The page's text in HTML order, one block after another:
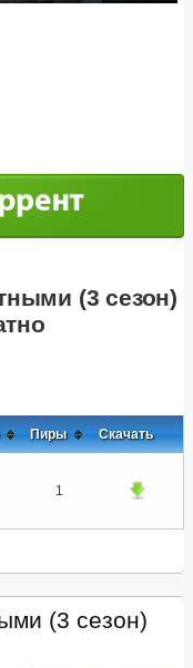
(3 сезон)
Пиры Скачать
1
(3 сезон)